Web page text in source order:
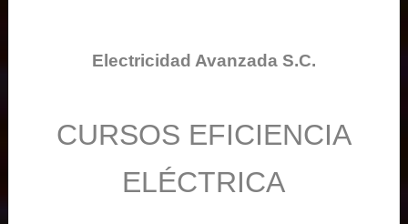
Electricidad Avanzada S.C.
CURSOS EFICIENCIA
ELÉCTRICA